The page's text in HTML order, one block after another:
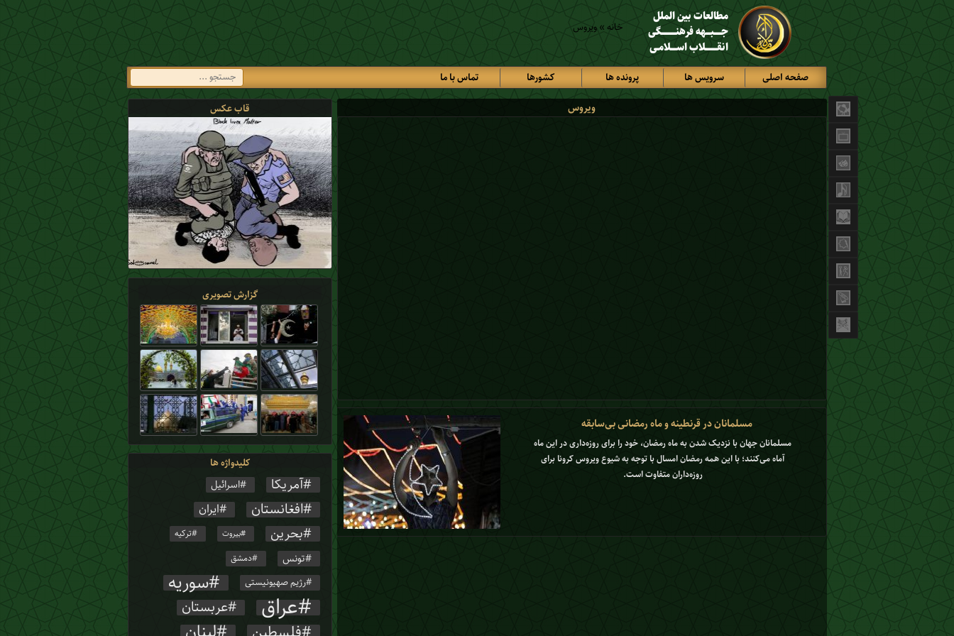
مطالعات بین الملل
جـــــبـــهه فرهنــــــــــگی
انقــــــــلاب اســــلامـی
خانه»ویروس
صفحه اصلی سرویس ها پرونده ها کشورها تماس با ما
ویروس
مسلمانان در قرنطینه و ماه رمضانی بی‌سابقه
مسلمانان جهان با نزدیک شدن به ماه رمضان، خود را برای روزه‌داری در این ماه
آماه می‌کنند؛ با این همه رمضان امسال با توجه به شیوع ویروس کرونا برای
روزه‌داران متفاوت است.
قاب عکس
گزارش تصویری
کلیدواژه ها
آمریکا اسرائیل
افغانستان ایران
بحرین بیروت ترکیه
تونس دمشق
رژیم صهیونیستی سوریه
عراق عربستان